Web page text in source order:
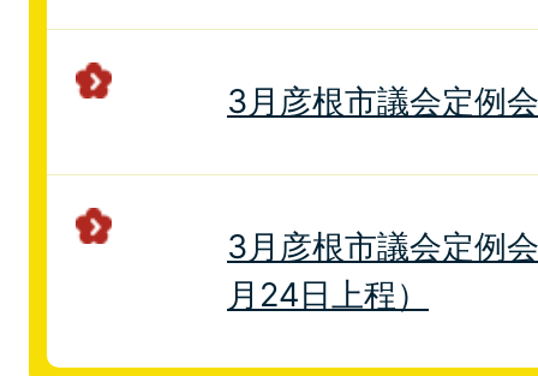
3月彦根市議会定例
3月彦根市議会定例
月24日上程）